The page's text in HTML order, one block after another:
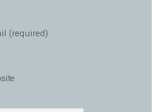
(required)